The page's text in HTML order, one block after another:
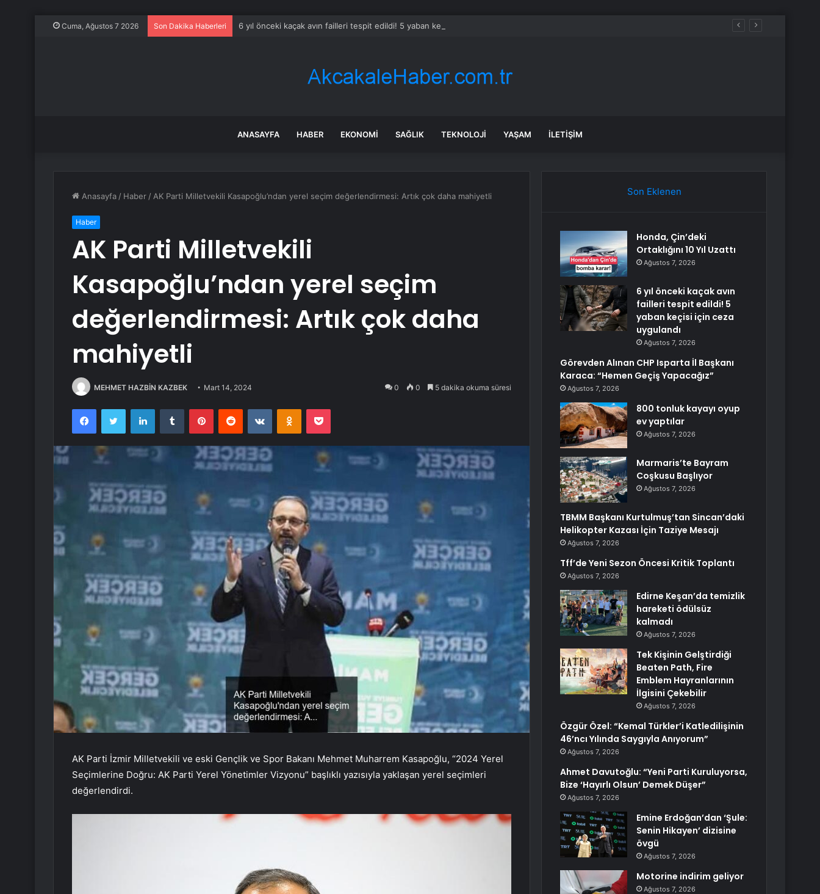
Cuma, Ağustos 7 2026 Son Dakika Haberleri 6 yıl önceki kaçak avın failleri tespit edildi! 5 yaban keçisi için ceza uygulandı
ANASAYFA HABER EKONOMI SAĞLIK TEKNOLOJI YAŞAM İLETIŞIM
Anasayfa / Haber / AK Parti Milletvekili Kasapoğlu’ndan yerel seçim değerlendirmesi: Artık çok daha mahiyetli
Haber
AK Parti Milletvekili
Kasapoğlu’ndan yerel seçim
değerlendirmesi: Artık çok daha
mahiyetli
MEHMET HAZBİN KAZBEK Mart 14, 2024 0 0 5 dakika okuma süresi
FacebookTwitter LinkedInTumblr PinterestReddit VKontakteOdnoklassniki
Pocket
AK Parti İzmir Milletvekili ve eski Gençlik ve Spor Bakanı Mehmet Muharrem Kasapoğlu, “2024 Yerel
Seçimlerine Doğru: AK Parti Yerel Yönetimler Vizyonu” başlıklı yazısıyla yaklaşan yerel seçimleri
değerlendirdi.
Son Eklenen
Honda, Çin’deki
Ortaklığını 10 Yıl Uzattı
Ağustos 7, 2026
6 yıl önceki kaçak avın
failleri tespit edildi! 5
yaban keçisi için ceza
uygulandı
Ağustos 7, 2026
Görevden Alınan CHP Isparta İl Başkanı
Karaca: “Hemen Geçiş Yapacağız”
Ağustos 7, 2026
800 tonluk kayayı oyup
ev yaptılar
Ağustos 7, 2026
Marmaris’te Bayram
Coşkusu Başlıyor
Ağustos 7, 2026
TBMM Başkanı Kurtulmuş’tan Sincan’daki
Helikopter Kazası İçin Taziye Mesajı
Ağustos 7, 2026
Tff’de Yeni Sezon Öncesi Kritik Toplantı
Ağustos 7, 2026
Edirne Keşan’da temizlik
hareketi ödülsüz
kalmadı
Ağustos 7, 2026
Tek Kişinin Gelştirdiği
Beaten Path, Fire
Emblem Hayranlarının
İlgisini Çekebilir
Ağustos 7, 2026
Özgür Özel: “Kemal Türkler’i Katledilişinin
46’ncı Yılında Saygıyla Anıyorum”
Ağustos 7, 2026
Ahmet Davutoğlu: “Yeni Parti Kuruluyorsa,
Bize ‘Hayırlı Olsun’ Demek Düşer”
Ağustos 7, 2026
Emine Erdoğan’dan ‘Şule:
Senin Hikayen’ dizisine
övgü
Ağustos 7, 2026
Motorine indirim geliyor
Ağustos 7, 2026